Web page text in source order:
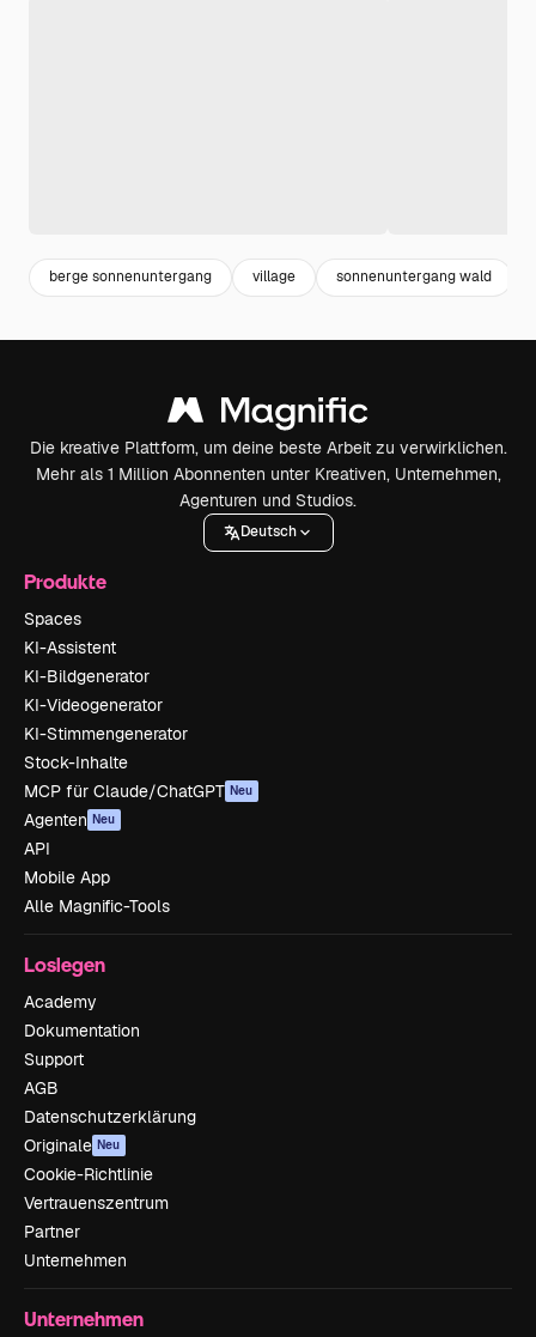
berge sonnenuntergang village sonnenuntergang wald
Die kreative Plattform, um deine beste Arbeit zu verwirklichen.
Mehr als 1 Million Abonnenten unter Kreativen, Unternehmen,
Agenturen und Studios.
Deutsch
Produkte
Spaces
KI-Assistent
KI-Bildgenerator
KI-Videogenerator
KI-Stimmengenerator
Stock-Inhalte
MCP für Claude/ChatGPT Neu
Agenten Neu
API
Mobile App
Alle Magnific-Tools
Loslegen
Academy
Dokumentation
Support
AGB
Datenschutzerklärung
Originale Neu
Cookie-Richtlinie
Vertrauenszentrum
Partner
Unternehmen
Unternehmen